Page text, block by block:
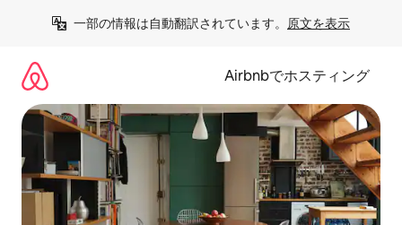
一部の情報は自動翻訳されています。 原文を表示
Airbnbでホスティング